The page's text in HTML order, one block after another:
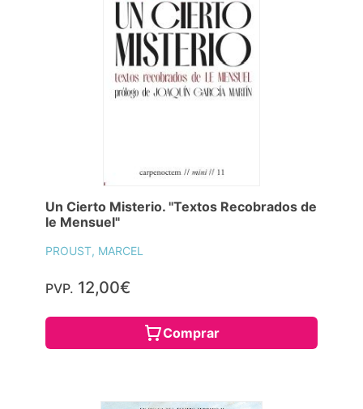
Un Cierto Misterio. "Textos Recobrados de
le Mensuel"
PROUST, MARCEL
PVP. 12,00€
Comprar